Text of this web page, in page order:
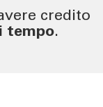
credito
tempo.